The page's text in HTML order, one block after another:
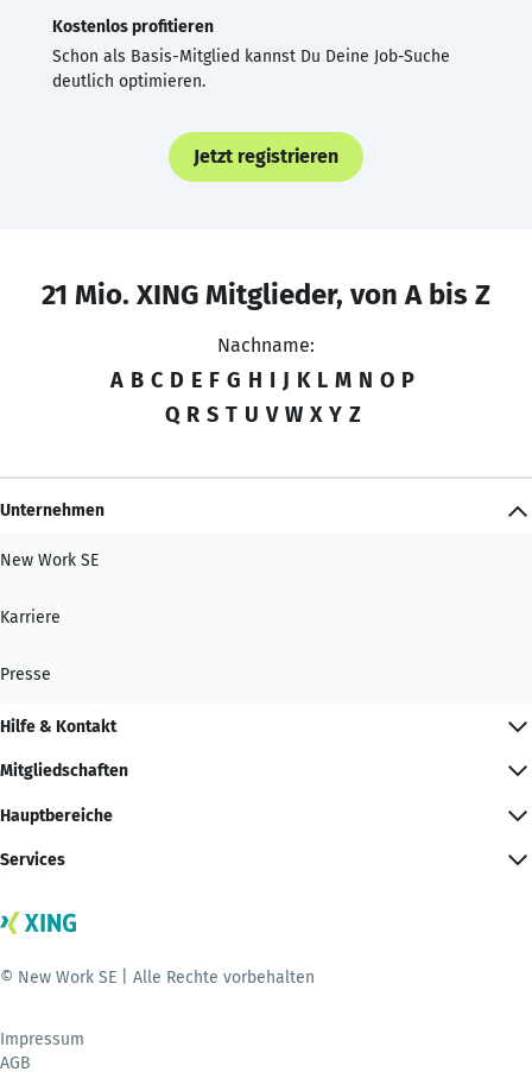
Kostenlos profitieren
Schon als Basis-Mitglied kannst Du Deine Job-Suche
deutlich optimieren.
Jetzt registrieren
21 Mio. XING Mitglieder, von A bis Z
Nachname:
A B C D E F G H I J K L M N O P
Q R S T U V W X Y Z
Unternehmen
New Work SE
Karriere
Presse
Hilfe & Kontakt
Mitgliedschaften
Hauptbereiche
Services
© New Work SE | Alle Rechte vorbehalten
Impressum
AGB